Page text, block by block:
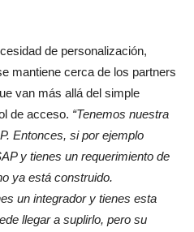
de personalización,
mantiene cerca de los partners
van más allá del simple
de acceso. “Tenemos nuestra
Entonces, si por ejemplo
y tienes un requerimiento de
ya está construido.
un integrador y tienes esta
llegar a suplirlo, pero su